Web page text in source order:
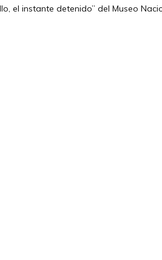
el instante detenido” del Museo